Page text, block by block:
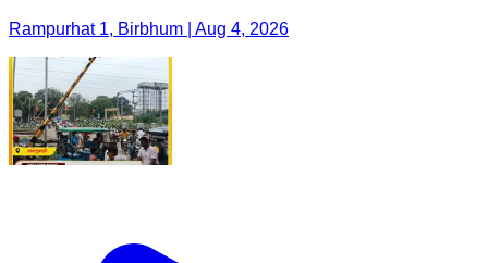
Rampurhat 1, Birbhum | Aug 4, 2026